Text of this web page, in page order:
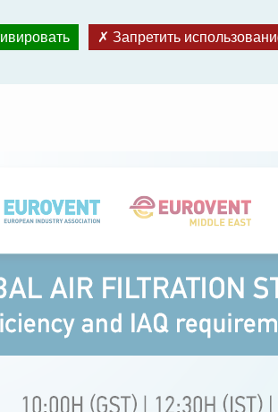
к энергоэффективности и
Запретить